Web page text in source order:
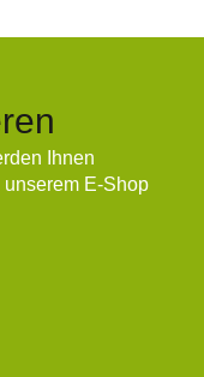
Ihnen
unserem E-Shop